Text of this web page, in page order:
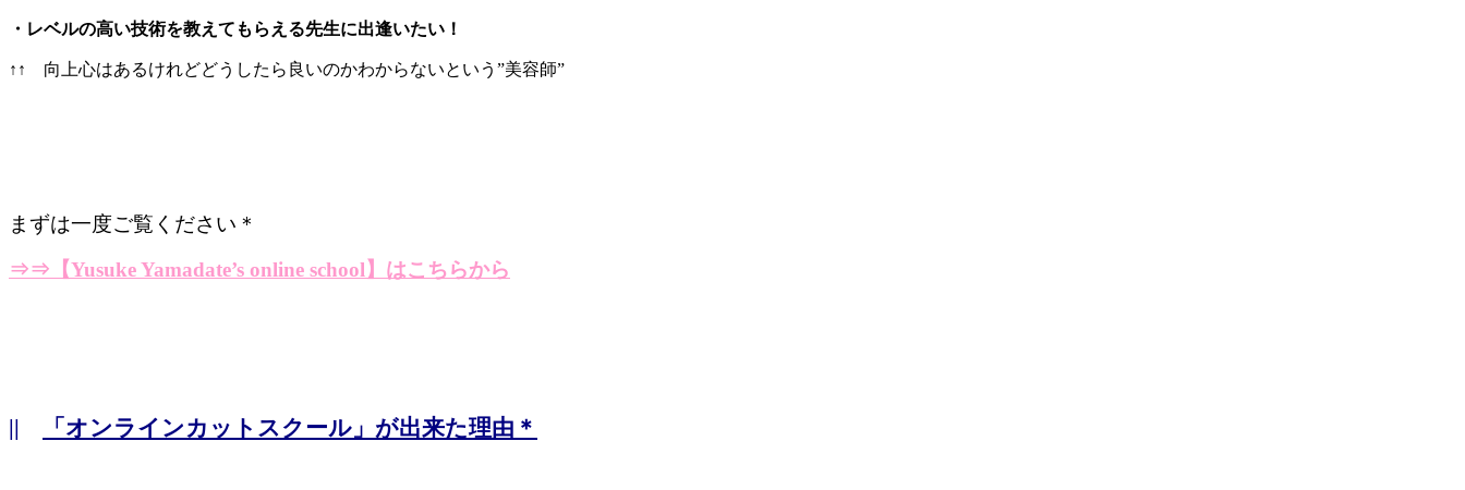
・レベルの高い技術を教えてもらえる先生に出逢いたい！
↑↑ 向上心はあるけれどどうしたら良いのかわからないという”美容師”
まずは一度ご覧ください＊
⇒⇒ 【Yusuke Yamadate’s online school】はこちらから
|| 「オンラインカットスクール」が出来た理由＊